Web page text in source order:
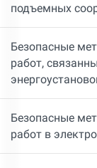
подъемных
Безопасные
работ,
Безопасные
работ в